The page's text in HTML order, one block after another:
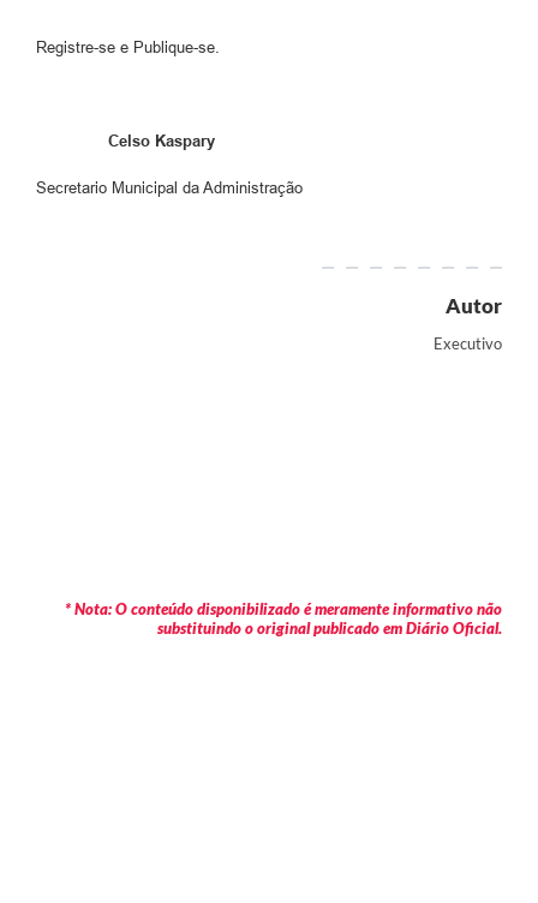
Registre-se e Publique-se.
Celso Kaspary
Secretario Municipal da Administração
Autor
Executivo
* Nota: O conteúdo disponibilizado é meramente informativo não
substituindo o original publicado em Diário Oficial.